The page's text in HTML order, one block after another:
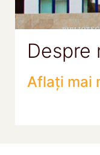
Despre
Aflați mai